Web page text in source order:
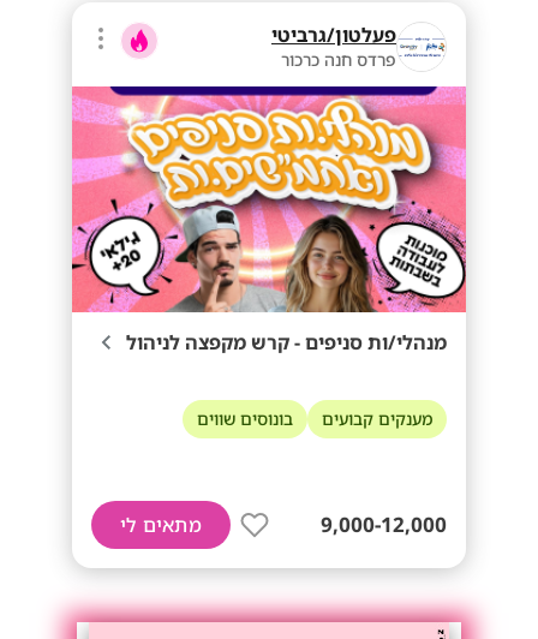
פעלטון/גרביטי
פרדס חנה כרכור
מנהלי/ות סניפים - קרש מקפצה לניהול
מענקים קבועים בונוסים שווים
9,000-12,000 מתאים לי